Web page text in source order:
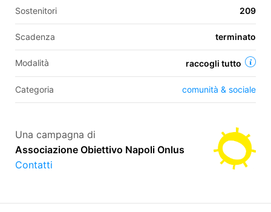
Sostenitori 209
Scadenza terminato
Modalità raccogli tutto
Categoria comunità & sociale
Una campagna di
Associazione Obiettivo Napoli Onlus
Contatti